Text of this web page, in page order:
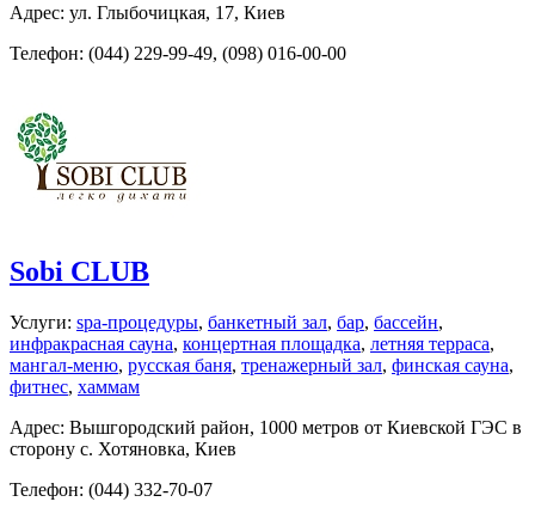
Адрес: ул. Глыбочицкая, 17, Киев
Телефон: (044) 229-99-49, (098) 016-00-00
Sobi CLUB
Услуги: spa-процедуры, банкетный зал, бар, бассейн,
инфракрасная сауна, концертная площадка, летняя терраса,
мангал-меню, русская баня, тренажерный зал, финская сауна,
фитнес, хаммам
Адрес: Вышгородский район, 1000 метров от Киевской ГЭС в
сторону с. Хотяновка, Киев
Телефон: (044) 332-70-07